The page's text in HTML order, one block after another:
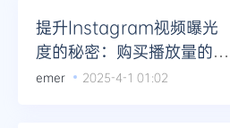
提升Instagram视频曝光
度的秘密：购买播放量的技
巧
emer 2025-4-1 01:02